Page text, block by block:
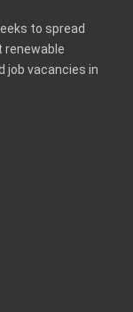
to spread
renewable
job vacancies in